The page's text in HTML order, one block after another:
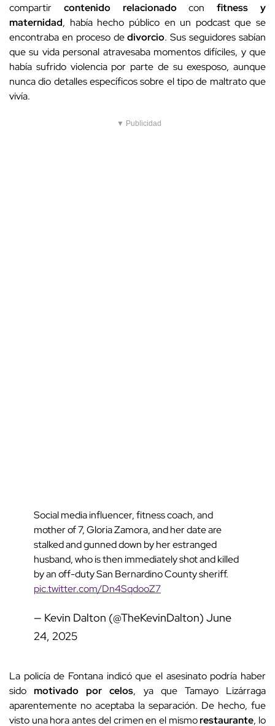
compartir contenido relacionadoconfitness y
maternidad, había hecho público en un podcast que se
encontraba en proceso dedivorcio. Sus seguidores sabían
que su vida personal atravesaba momentos difíciles, y que
había sufrido violencia por parte de su exesposo, aunque
nunca dio detalles específicos sobre el tipo de maltrato que
vivía.
▼ Publicidad
Social media influencer, fitness coach, and
mother of 7, Gloria Zamora, and her date are
stalked and gunned down by her estranged
husband, who is then immediately shot and killed
by an off-duty San Bernardino County sheriff.
pic.twitter.com/Dn4SqdooZ7
— Kevin Dalton (@TheKevinDalton) June
24, 2025
La policía de Fontana indicó que el asesinato podría haber
sidomotivado por celos, ya que Tamayo Lizárraga
aparentemente no aceptaba la separación. De hecho, fue
visto una hora antes del crimen en el mismorestaurante, lo